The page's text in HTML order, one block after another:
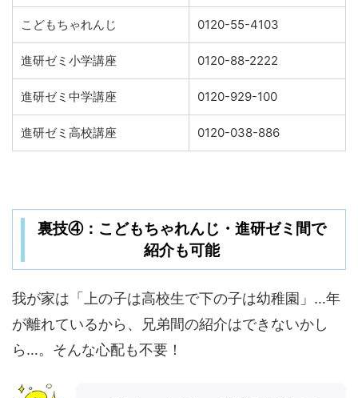
こどもちゃれんじ 0120-55-4103
進研ゼミ小学講座 0120-88-2222
進研ゼミ中学講座 0120-929-100
進研ゼミ高校講座 0120-038-886
裏技④：こどもちゃれんじ・進研ゼミ間で
紹介も可能
我が家は「上の子は高校生で下の子は幼稚園」…年
が離れているから、兄弟間の紹介はできないかし
ら…。そんな心配も不要！